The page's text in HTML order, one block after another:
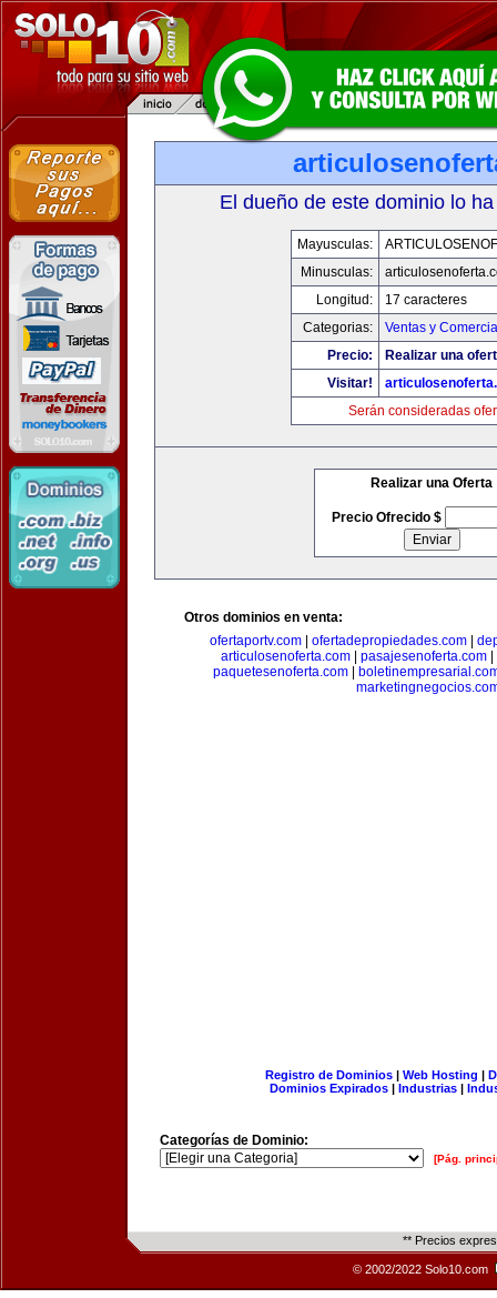
El dueño de este dominio lo
Mayusculas:
Minusculas:
Longitud:
17 caracteres
Categorias:
Ventas y
Precio:
Realizar una
Visitar!
Serán consideradas
Realizar una Oferta
Precio Ofrecido $
Otros dominios en venta:
ofertaportv.com
ofertadepropiedades.com
articulosenoferta.com
pasajesenoferta.com
paquetesenoferta.com|
Registro de Dominios| Web Hosting |
Dominios Expirados | Industrias |
Categorías de Dominio:
[Pág.
** Precios
© 2002/2022 Solo10.com